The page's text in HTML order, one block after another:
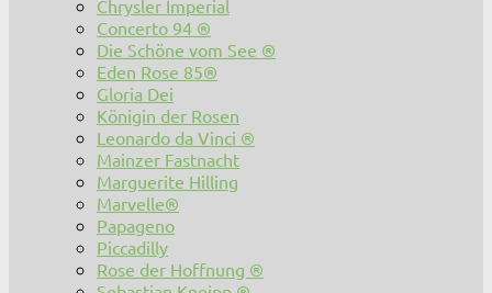
Chrysler Imperial
Concerto 94 ®
Die Schöne vom See ®
Eden Rose 85®
Gloria Dei
Königin der Rosen
Leonardo da Vinci ®
Mainzer Fastnacht
Marguerite Hilling
Marvelle®
Papageno
Piccadilly
Rose der Hoffnung ®